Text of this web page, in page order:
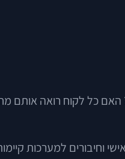
כל לקוח רואה אותם
וחיבורים למערכות